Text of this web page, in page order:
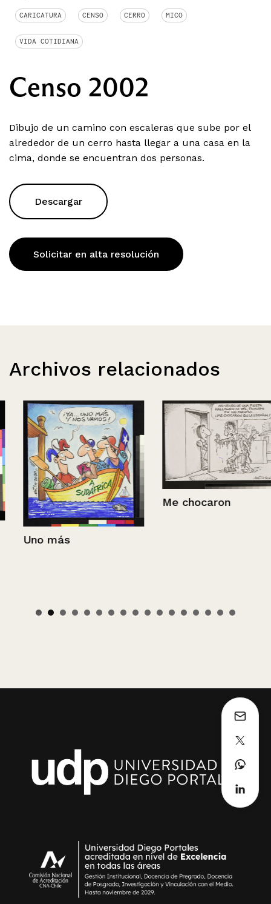
CARICATURA CENSO CERRO MICO
VIDA COTIDIANA
Censo 2002
Dibujo de un camino con escaleras que sube por el
alrededor de un cerro hasta llegar a una casa en la
cima, donde se encuentran dos personas.
Descargar
Solicitar en alta resolución
Archivos relacionados
Uno más
Me chocaron